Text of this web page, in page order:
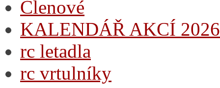
Členové
KALENDÁŘ AKCÍ 2026
rc letadla
rc vrtulníky